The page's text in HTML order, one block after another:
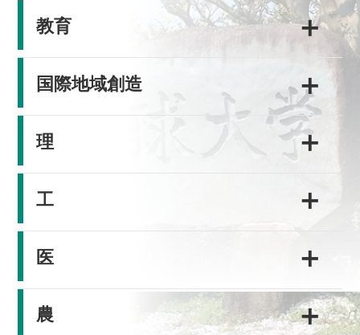
教育 ＋
国際地域創造 ＋
理 ＋
工 ＋
医 ＋
農 ＋